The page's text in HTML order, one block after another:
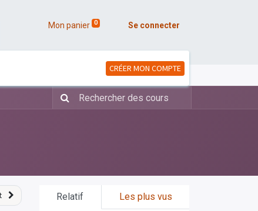
Mon panier 0 Se connecter
CRÉER MON COMPTE
Relatif Les plus vus